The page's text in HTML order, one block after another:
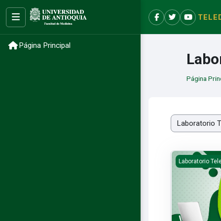
Facebook
X YouTube
Ocultar menú
Página Principal
Página
Categorías
Curso
Laboratorio